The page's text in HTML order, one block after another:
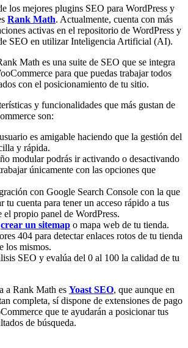
los mejores plugins SEO para WordPress y
Rank Math. Actualmente, cuenta con más
activas en el repositorio de WordPress y
SEO en utilizar Inteligencia Artificial (AI).
Math es una suite de SEO que se integra
para que puedas trabajar todos
con el posicionamiento de tu sitio.
y funcionalidades que más gustan de
son:
es amigable haciendo que la gestión del
y rápida.
modular podrás ir activando o desactivando
únicamente con las opciones que
con Google Search Console con la que
tu cuenta para tener un acceso rápido a tus
el propio panel de WordPress.
crear un sitemap o mapa web de tu tienda.
404 para detectar enlaces rotos de tu tienda
los mismos.
SEO y evalúa del 0 al 100 la calidad de tu
a Rank Math es Yoast SEO, que aunque en
completa, sí dispone de extensiones de pago
que te ayudarán a posicionar tus
de búsqueda.